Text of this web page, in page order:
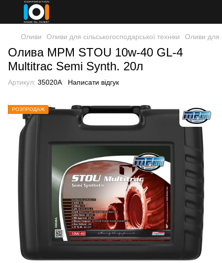
Оливи Оливи для сільськогосподарської техніки Оливи для
Олива MPM STOU 10w-40 GL-4
Multitrac Semi Synth. 20л
Артикул: 35020A Написати відгук
РОЗПРОДАЖ